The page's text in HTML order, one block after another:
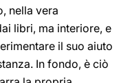
nella vera
libri, ma interiore, e
il suo aiuto
In fondo, è ciò